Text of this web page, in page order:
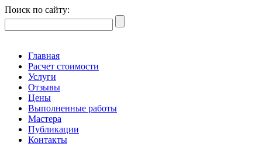
Поиск по сайту:
Главная
Расчет стоимости
Услуги
Отзывы
Цены
Выполненные работы
Мастера
Публикации
Контакты